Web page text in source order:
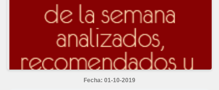
Fecha: 01-10-2019